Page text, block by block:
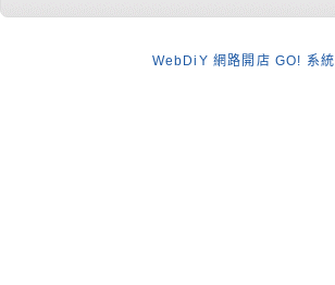
WebDiY 網路開店 GO! 系統